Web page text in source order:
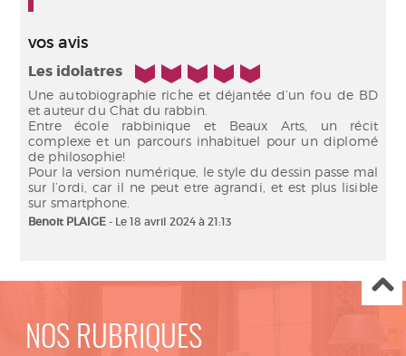
vos avis
Les idolatres 5/5
Une autobiographie riche et déjantée d’un fou de BD
et auteur du Chat du rabbin.
Entre école rabbinique et Beaux Arts, un récit
complexe et un parcours inhabituel pour un diplomé
de philosophie!
Pour la version numérique, le style du dessin passe mal
sur l’ordi, car il ne peut etre agrandi, et est plus lisible
Benoit PLAIGE - Le 18 avril 2024 à 21:13
NOS RUBRIQUES